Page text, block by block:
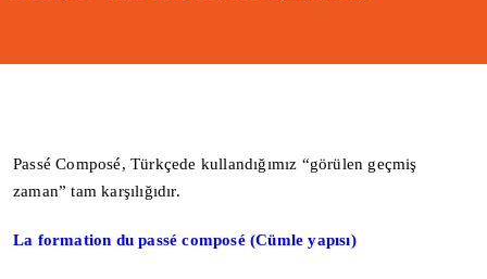
Passé Composé, Türkçede kullandığımız “görülen geçmiş
zaman” tam karşılığıdır.
La formation du passé composé (Cümle yapısı)